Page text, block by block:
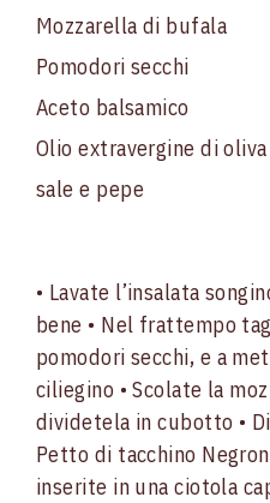
Mozzarella di bufala
Pomodori secchi
Aceto balsamico
Olio extravergine di oliva
sale e pepe
• Lavate l’insalata
bene • Nel frattempo
pomodori secchi, e a
ciliegino • Scolate la
dividetela in cubotto •
Petto di tacchino
inserite in una ciotola